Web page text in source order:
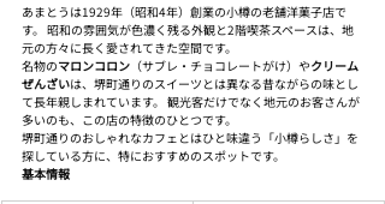
あまとうは1929年（昭和4年）創業の小樽の老舗洋菓子店で
す。 昭和の雰囲気が色濃く残る外観と2階喫茶スペースは、地
元の方々に長く愛されてきた空間です。
名物のマロンコロン （サブレ・チョコレートがけ）やクリーム
ぜんざいは、堺町通りのスイーツとは異なる昔ながらの味とし
て長年親しまれています。 観光客だけでなく地元のお客さんが
多いのも、この店の特徴のひとつです。
堺町通りのおしゃれなカフェとはひと味違う「小樽らしさ」を
探している方に、特におすすめのスポットです。
基本情報